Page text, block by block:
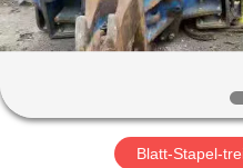
VR-
SHOW
ÜBER
Blatt-Stapel-